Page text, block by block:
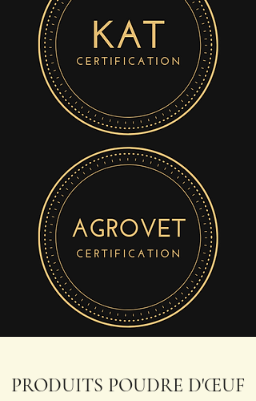
PRODUITS POUDRE D'ŒUF